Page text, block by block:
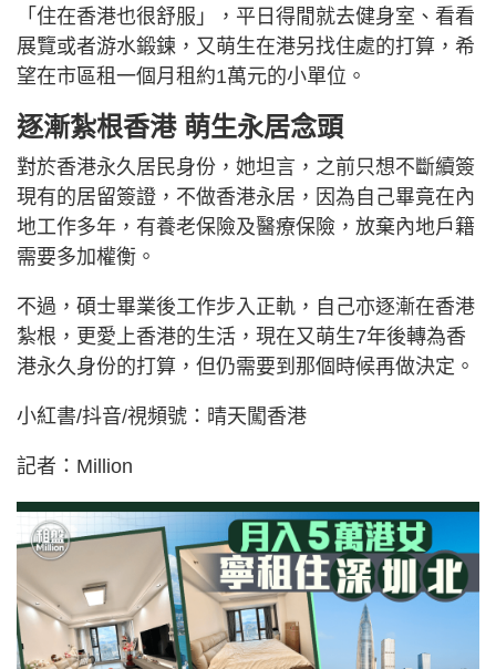
「住在香港也很舒服」，平日得閒就去健身室、看看
展覽或者游水鍛鍊，又萌生在港另找住處的打算，希
望在市區租一個月租約1萬元的小單位。
逐漸紮根香港 萌生永居念頭
對於香港永久居民身份，她坦言，之前只想不斷續簽
現有的居留簽證，不做香港永居，因為自己畢竟在內
地工作多年，有養老保險及醫療保險，放棄內地戶籍
需要多加權衡。
不過，碩士畢業後工作步入正軌，自己亦逐漸在香港
紮根，更愛上香港的生活，現在又萌生7年後轉為香
港永久身份的打算，但仍需要到那個時候再做決定。
小紅書/抖音/視頻號：晴天闖香港
記者：Million